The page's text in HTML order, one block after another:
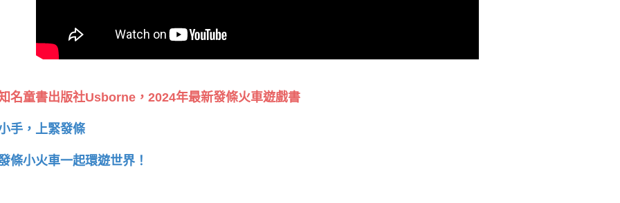
名童書出版社Usborne，2024年最新發條火車遊戲書
手，上緊發條
條小火車一起環遊世界！